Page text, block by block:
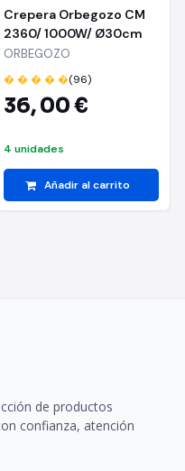
Crepera Orbegozo CM
2360/ 1000W/ Ø30cm
ORBEGOZO
� � � � �(96)
36,00 €
4 unidades
Añadir al carrito
de productos
confianza, atención